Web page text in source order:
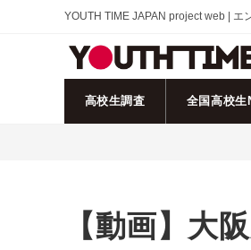
YOUTH TIME JAPAN project web | エ
高校生調査 全国高校生
【動画】大